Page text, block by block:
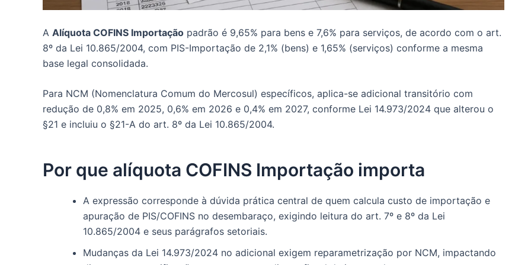
A Alíquota COFINS Importação padrão é 9,65% para bens e 7,6% para serviços, de acordo com o art.
8º da Lei 10.865/2004, com PIS-Importação de 2,1% (bens) e 1,65% (serviços) conforme a mesma
base legal consolidada.
Para NCM (Nomenclatura Comum do Mercosul) específicos, aplica-se adicional transitório com
redução de 0,8% em 2025, 0,6% em 2026 e 0,4% em 2027, conforme Lei 14.973/2024 que alterou o
§21 e incluiu o §21-A do art. 8º da Lei 10.865/2004.
Por que alíquota COFINS Importação importa
A expressão corresponde à dúvida prática central de quem calcula custo de importação e
apuração de PIS/COFINS no desembaraço, exigindo leitura do art. 7º e 8º da Lei
10.865/2004 e seus parágrafos setoriais.
Mudanças da Lei 14.973/2024 no adicional exigem reparametrização por NCM, impactando